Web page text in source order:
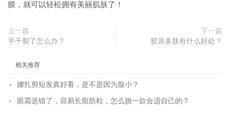
膜，就可以轻松拥有美丽肌肤了！
上一篇
手干裂了怎么办？
下一篇
胶原多肽有什么好处？
相关推荐
娜扎剪短发真好看，是不是因为脸小？
眼霜选错了，容易长脂肪粒，怎么挑一款合适自己的？